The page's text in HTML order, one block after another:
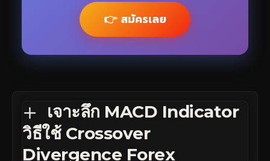
👉 สมัครเลย
เจาะลึก MACD Indicator
วิธีใช้ Crossover
Divergence Forex